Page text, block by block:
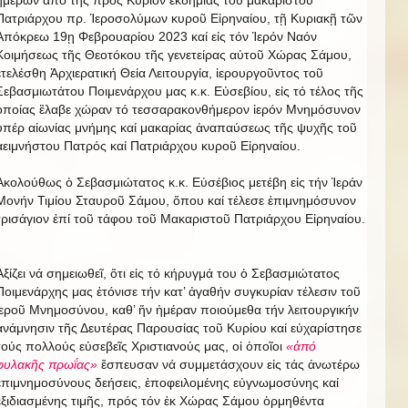
πρ. Ἱεροσολύμων κυροῦ Εἰρηναίου, τῇ Κυριακῇ τῶν
19ῃ Φεβρουαρίου 2023 καί εἰς τόν Ἱερόν Ναόν
τῆς Θεοτόκου τῆς γενετείρας αὐτοῦ Χώρας Σάμου,
Ἀρχιερατική Θεία Λειτουργία, ἱερουργοῦντος τοῦ
Ποιμενάρχου μας κ.κ. Εὐσεβίου, εἰς τό τέλος τῆς
ἒλαβε χώραν τό τεσσαρακονθήμερον ἱερόν Μνημόσυνον
αἰωνίας μνήμης καί μακαρίας ἀναπαύσεως τῆς ψυχῆς τοῦ
Πατρός καί Πατριάρχου κυροῦ Εἰρηναίου.
ὁ Σεβασμιώτατος κ.κ. Εὐσέβιος μετέβη εἰς τήν Ἱεράν
Τιμίου Σταυροῦ Σάμου, ὅπου καί τέλεσε ἐπιμνημόσυνον
ἐπί τοῦ τάφου τοῦ Μακαριστοῦ Πατριάρχου Εἰρηναίου.
νά σημειωθεῖ, ὅτι εἰς τό κήρυγμά του ὁ Σεβασμιώτατος
μας ἐτόνισε τήν κατ’ ἀγαθήν συγκυρίαν τέλεσιν τοῦ
Μνημοσύνου, καθ’ ἥν ἡμέραν ποιούμεθα τήν λειτουργικήν
τῆς Δευτέρας Παρουσίας τοῦ Κυρίου καί εὐχαρίστησε
πολλούς εὐσεβεῖς Χριστιανούς μας, οἱ ὁποῖοι «ἀπό
πρωΐας» ἔσπευσαν νά συμμετάσχουν εἰς τάς ἀνωτέρω
δεήσεις, ἐποφειλομένης εὐγνωμοσύνης καί
τιμῆς, πρός τόν ἐκ Χώρας Σάμου ὁρμηθέντα